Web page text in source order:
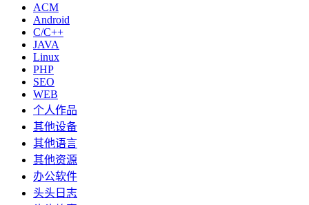
ACM
Android
C/C++
JAVA
Linux
PHP
SEO
WEB
个人作品
其他设备
其他语言
其他资源
办公软件
头头日志